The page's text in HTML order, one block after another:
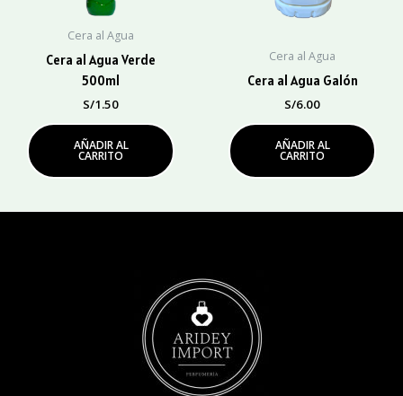
Cera al Agua
Cera al Agua Verde
500ml
S/1.50
AÑADIR AL
CARRITO
Cera al Agua
Cera al Agua Galón
S/6.00
AÑADIR AL
CARRITO